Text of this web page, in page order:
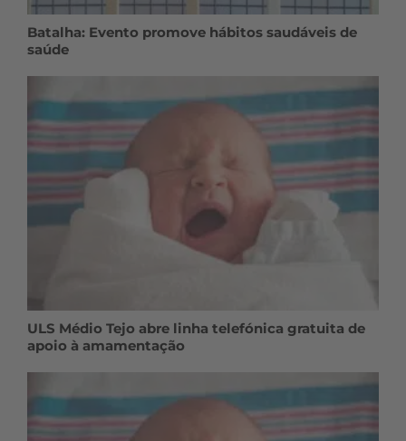
Batalha: Evento promove hábitos saudáveis de
saúde
ULS Médio Tejo abre linha telefónica gratuita de
apoio à amamentação